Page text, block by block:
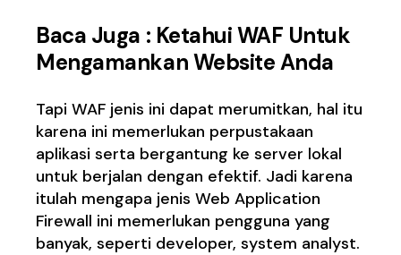
Baca Juga : Ketahui WAF Untuk
Mengamankan Website Anda
Tapi WAF jenis ini dapat merumitkan, hal itu
karena ini memerlukan perpustakaan
aplikasi serta bergantung ke server lokal
untuk berjalan dengan efektif. Jadi karena
itulah mengapa jenis Web Application
Firewall ini memerlukan pengguna yang
banyak, seperti developer, system analyst.